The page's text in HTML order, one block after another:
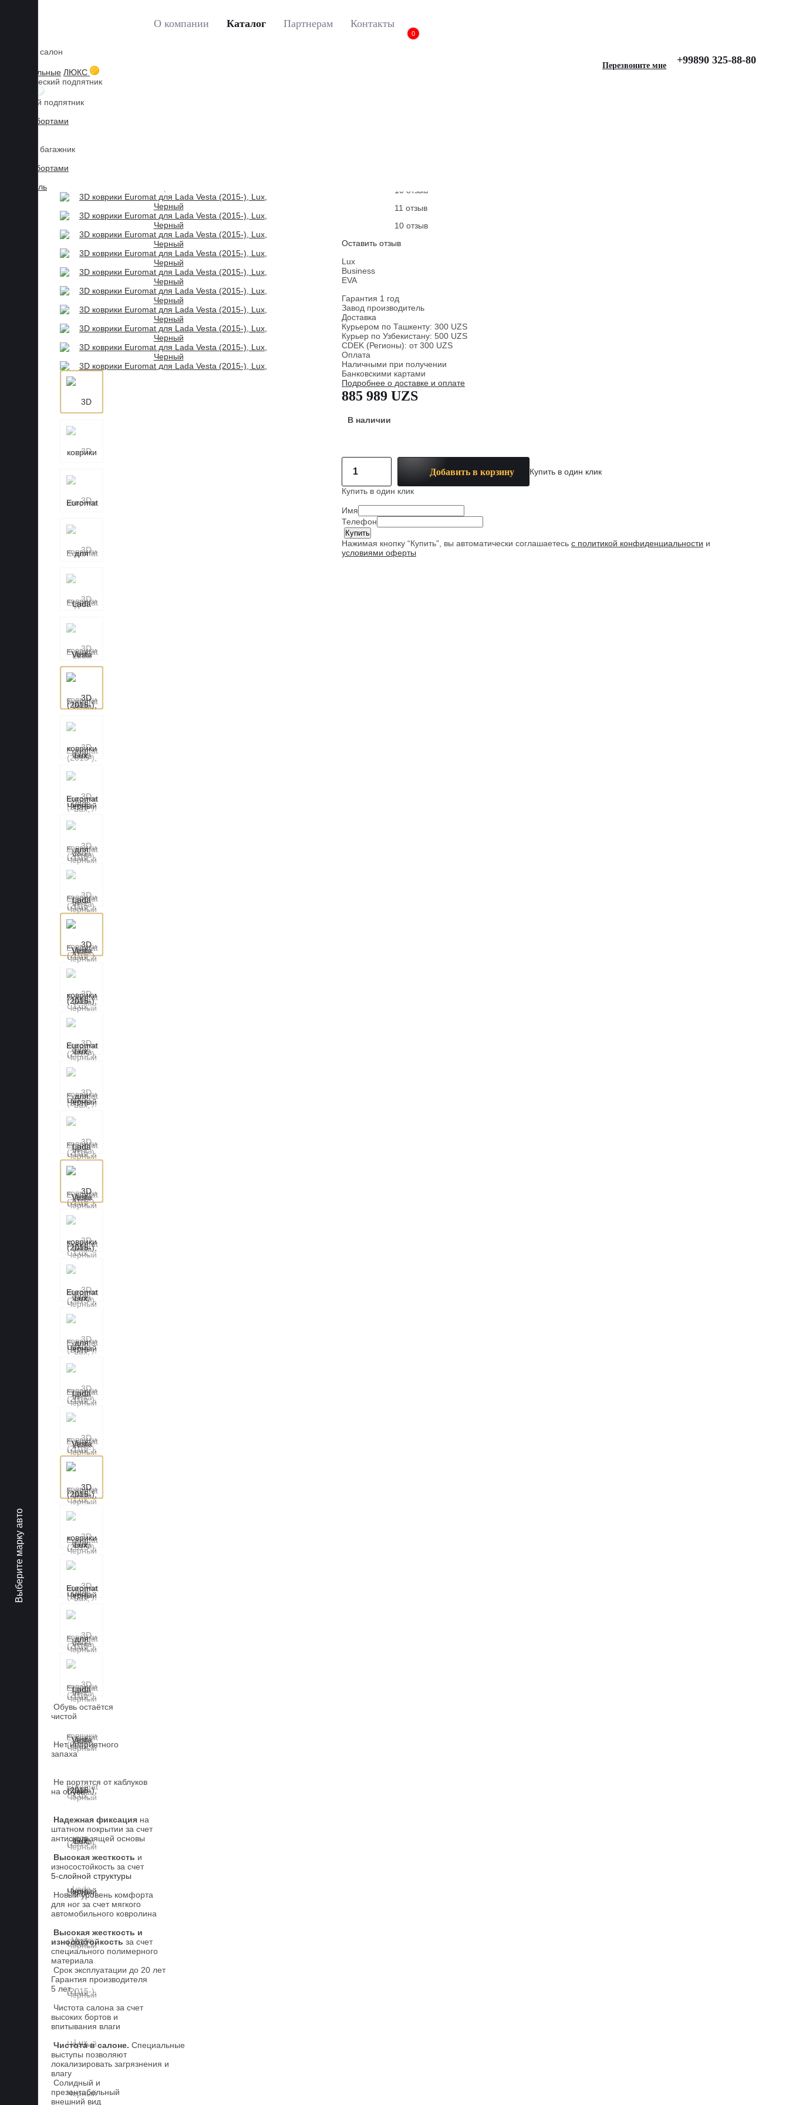
Выберите марку авто
О компании Каталог Партнерам Контакты
0
+99890 325-88-80
Перезвоните мне
Коврики в салон
3D текстильные ЛЮКС
Металлический подпятник
Резиновый подпятник
3D Eva с бортами
Коврики в багажник
3D Eva с бортами
3D Текстиль
Главная
10 отзыв
11 отзыв
10 отзыв
Оставить отзыв
Lux
Business
EVA
Гарантия 1 год
Завод производитель
Доставка
Курьером по Ташкенту: 300 UZS
Курьер по Узбекистану: 500 UZS
CDEK (Регионы): от 300 UZS
Оплата
Наличными при получении
Банковскими картами
Подробнее о доставке и оплате
885 989 UZS
В наличии
Добавить в корзину Купить в один клик
Купить в один клик
Имя
Телефон
Нажимая кнопку “Купить”, вы автоматически соглашаетесь с политикой конфиденциальности и
условиями оферты
Обувь остаётся
чистой
Нет неприятного
запаха
Не портятся от каблуков
на обуви
Надежная фиксация на
штатном покрытии за счет
антискользящей основы
Высокая жесткость и
износостойкость за счет
5-слойной структуры
Новый уровень комфорта
для ног за счет мягкого
автомобильного ковролина
Высокая жесткость и
износостойкость за счет
специального полимерного
материала
Срок эксплуатации до 20 лет
Гарантия производителя
5 лет.
Чистота салона за счет
высоких бортов и
впитывания влаги
Чистота в салоне. Специальные
выступы позволяют
локализировать загрязнения и
влагу
Солидный и
презентабельный
внешний вид